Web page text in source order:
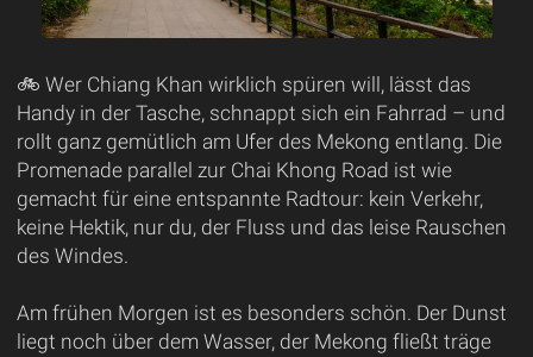
🚲 Wer Chiang Khan wirklich spüren will, lässt das
Handy in der Tasche, schnappt sich ein Fahrrad – und
rollt ganz gemütlich am Ufer des Mekong entlang. Die
Promenade parallel zur Chai Khong Road ist wie
gemacht für eine entspannte Radtour: kein Verkehr,
keine Hektik, nur du, der Fluss und das leise Rauschen
des Windes.
Am frühen Morgen ist es besonders schön. Der Dunst
liegt noch über dem Wasser, der Mekong fließt träge